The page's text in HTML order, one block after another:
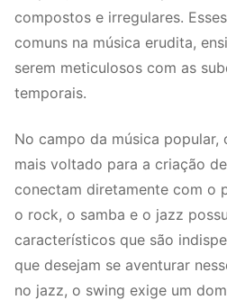
compostos e irregulares.
comuns na música erudita,
serem meticulosos com as
temporais.
No campo da música
mais voltado para a criação
conectam diretamente com o
o rock, o samba e o jazz
característicos que são
que desejam se aventurar
no jazz, o swing exige um